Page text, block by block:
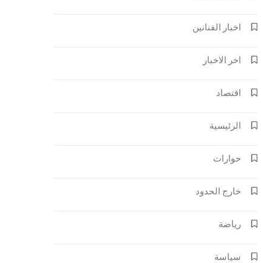
اخبار الفنانين
اخر الاخبار
اقتصاد
الرئيسية
حوارات
خارج الحدود
رياضة
سياسة